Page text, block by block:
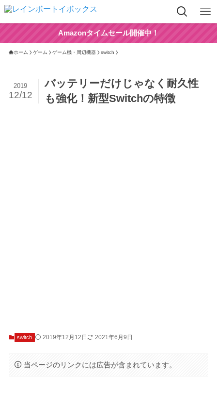
Amazonタイムセール開催中！
ホーム ゲーム ゲーム機・周辺機器 switch
バッテリーだけじゃなく耐久性
も強化！新型Switchの特徴
2019
12/12
switch 2019年12月12日 2021年6月9日
当ページのリンクには広告が含まれています。